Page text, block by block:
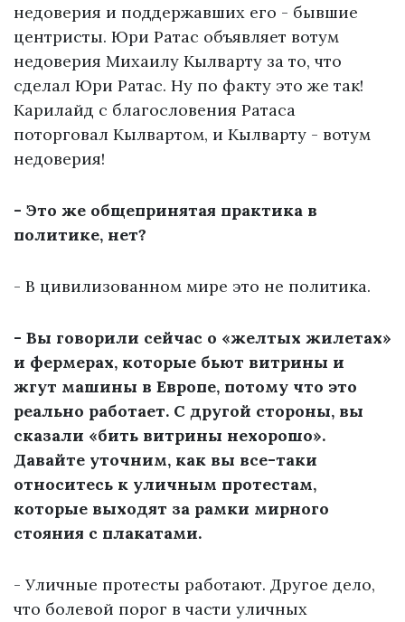
недоверия и поддержавших его - бывшие
центристы. Юри Ратас объявляет вотум
недоверия Михаилу Кылварту за то, что
сделал Юри Ратас. Ну по факту это же так!
Карилайд с благословения Ратаса
поторговал Кылвартом, и Кылварту - вотум
недоверия!
- Это же общепринятая практика в
политике, нет?
- В цивилизованном мире это не политика.
- Вы говорили сейчас о «желтых жилетах»
и фермерах, которые бьют витрины и
жгут машины в Европе, потому что это
реально работает. С другой стороны, вы
сказали «бить витрины нехорошо».
Давайте уточним, как вы все-таки
относитесь к уличным протестам,
которые выходят за рамки мирного
стояния с плакатами.
- Уличные протесты работают. Другое дело,
что болевой порог в части уличных